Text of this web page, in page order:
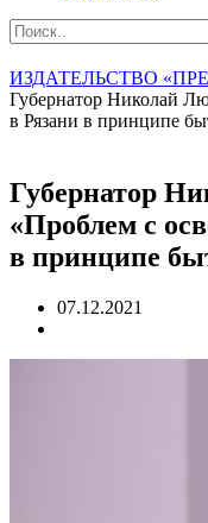
ИЗДАТЕЛЬСТВО
Губернатор Николай
в Рязани в принципе
Губернатор
«Проблем с
в принципе
07.12.2021